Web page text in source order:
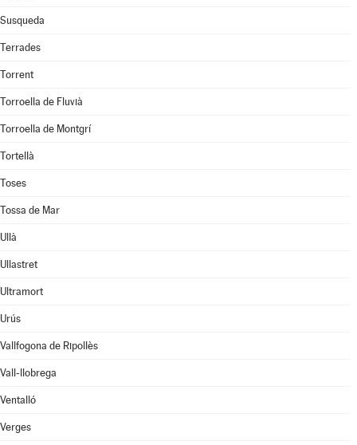
Susqueda
Terrades
Torrent
Torroella de Fluvià
Torroella de Montgrí
Tortellà
Toses
Tossa de Mar
Ullà
Ullastret
Ultramort
Urús
Vallfogona de Ripollès
Vall-llobrega
Ventalló
Verges